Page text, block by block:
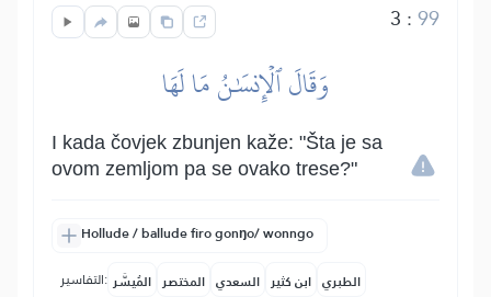
3 :99
وَقَالَ ٱلۡإِنسَٰنُ مَا لَهَا
I kada čovjek zbunjen kaže: "Šta je sa
ovom zemljom pa se ovako trese?"
Hollude / ballude firo gonŋo/ wonngo
التفاسير: المُيسَّر المختصر السعدي ابن كثير الطبري